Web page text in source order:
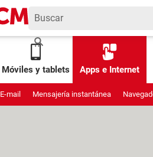
Móviles y tablets Apps e Internet
E-mail Mensajería instantánea